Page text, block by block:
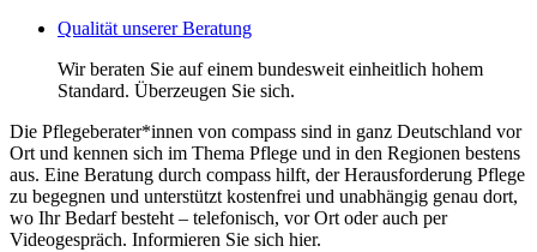
Qualität unserer Beratung
Wir beraten Sie auf einem bundesweit einheitlich hohem
Standard. Überzeugen Sie sich.
Die Pflegeberater*innen von compass sind in ganz Deutschland vor
Ort und kennen sich im Thema Pflege und in den Regionen bestens
aus. Eine Beratung durch compass hilft, der Herausforderung Pflege
zu begegnen und unterstützt kostenfrei und unabhängig genau dort,
wo Ihr Bedarf besteht – telefonisch, vor Ort oder auch per
Videogespräch. Informieren Sie sich hier.